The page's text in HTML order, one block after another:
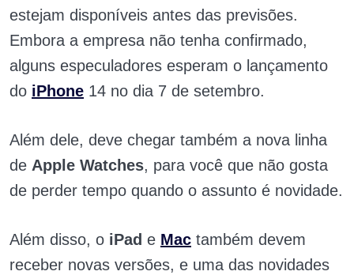
estejam disponíveis antes das previsões.
Embora a empresa não tenha confirmado,
alguns especuladores esperam o lançamento
do iPhone 14 no dia 7 de setembro.
Além dele, deve chegar também a nova linha
de Apple Watches, para você que não gosta
de perder tempo quando o assunto é novidade.
Além disso, o iPad e Mac também devem
receber novas versões, e uma das novidades